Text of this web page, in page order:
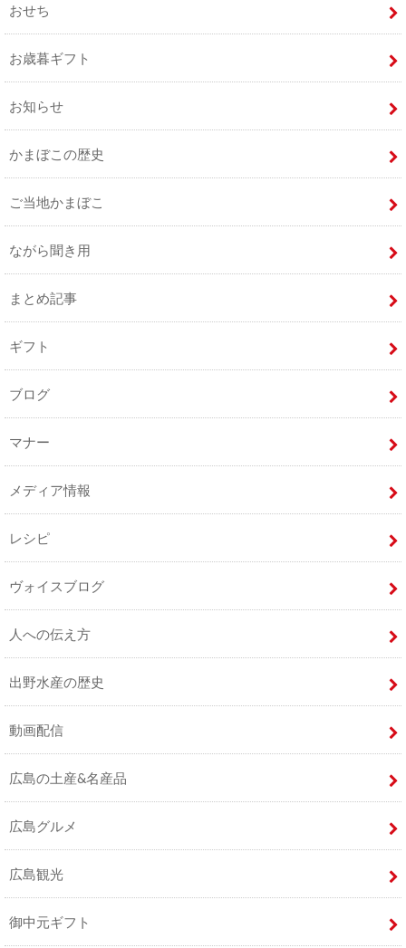
おせち
お歳暮ギフト
お知らせ
かまぼこの歴史
ご当地かまぼこ
ながら聞き用
まとめ記事
ギフト
ブログ
マナー
メディア情報
レシピ
ヴォイスブログ
人への伝え方
出野水産の歴史
動画配信
広島の土産&名産品
広島グルメ
広島観光
御中元ギフト